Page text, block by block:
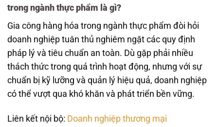
trong ngành thực phẩm là gì?
Gia công hàng hóa trong ngành thực phẩm đòi hỏi
doanh nghiệp tuân thủ nghiêm ngặt các quy định
pháp lý và tiêu chuẩn an toàn. Dù gặp phải nhiều
thách thức trong quá trình hoạt động, nhưng với sự
chuẩn bị kỹ lưỡng và quản lý hiệu quả, doanh nghiệp
có thể vượt qua khó khăn và phát triển bền vững.
Liên kết nội bộ: Doanh nghiệp thương mại